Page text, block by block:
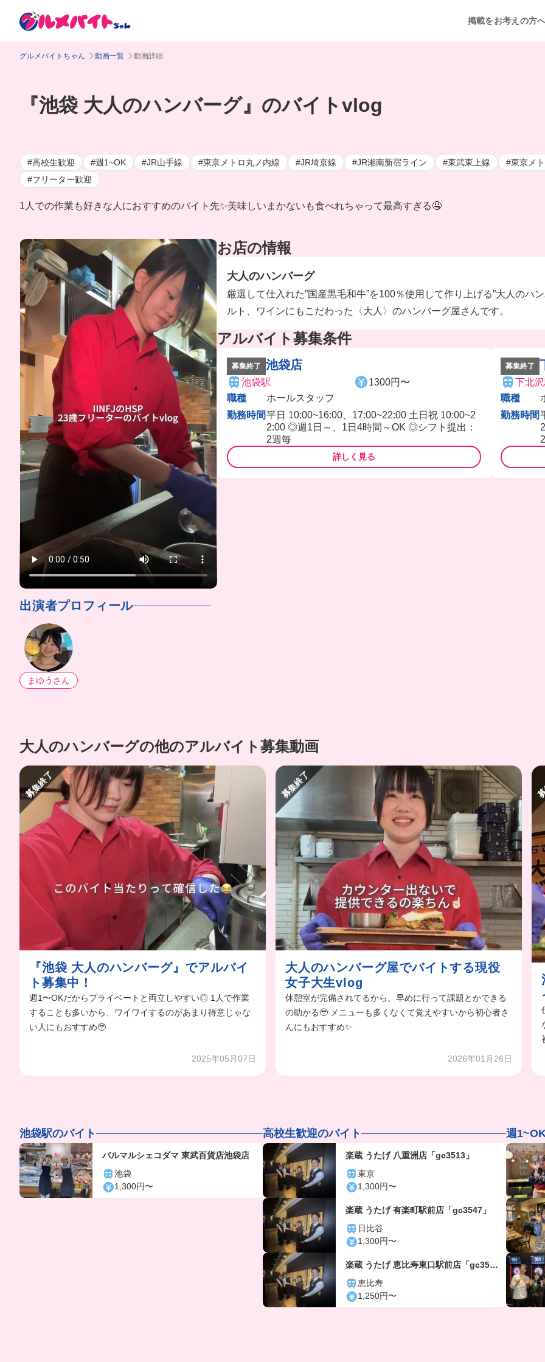
掲載をお考えの方
グルメバイトちゃん 動画一覧 動画詳細
『池袋 大人のハンバーグ』のバイトvlog
#高校生歓迎 #週1~OK #JR山手線 #東京メトロ丸ノ内線 #JR埼京線 #JR湘南新宿ライン #東武東上線
#東京メ
#フリーター歓迎
1人での作業も好きな人におすすめのバイト先✨美味しいまかないも食べれちゃって最高すぎる🤤
お店の情報
大人のハンバーグ
厳選して仕入れた”国産黒毛和牛”を100％使用して作り上げる”大人のハ
ルト、ワインにもこだわった〈大人〉のハンバーグ屋さんです。
アルバイト募集条件
募集終了 池袋店
池袋駅
1300円〜
職種
ホールスタッフ
勤務時間平日 10:00~16:00、17:00~22:00 土日祝 10:00~2
2:00 ◎週1日～、1日4時間～OK ◎シフト提出：
2週毎
詳しく見る
募集終了
下北
職種
勤務時間
出演者プロフィール
まゆうさん
大人のハンバーグの他のアルバイト募集動画
募集終了
『池袋 大人のハンバーグ』でアルバイ
ト募集中！
週1〜OKだからプライベートと両立しやすい◎ 1人で作業
することも多いから、ワイワイするのがあまり得意じゃな
い人にもおすすめ🥹
2025年05月07日
募集終了
大人のハンバーグ屋でバイトする現役
女子大生vlog
休憩室が完備されてるから、早めに行って課題とかできる
の助かる🥹 メニューも多くなくて覚えやすいから初心者さ
んにもおすすめ✨
2026年01月26日
池袋駅のバイト
バルマルシェコダマ 東武百貨店池袋店
池袋
1,300円〜
高校生歓迎のバイト
楽蔵 うたげ 八重洲店「gc3513」
東京
1,300円〜
楽蔵 うたげ 有楽町駅前店「gc3547」
日比谷
1,300円〜
楽蔵 うたげ 恵比寿東口駅前店「gc356
4」恵比寿
1,250円〜
週